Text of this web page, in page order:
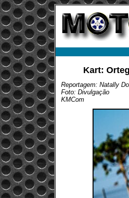
Kart:
Reportagem: Natally
Foto: Divulgação
KMCom